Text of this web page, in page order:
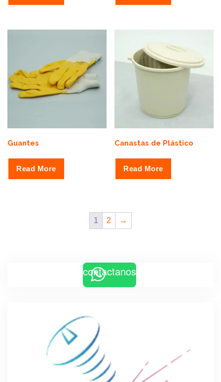
Guantes
Read More
Canastas de Plástico
Read More
1 2 →
contactanos